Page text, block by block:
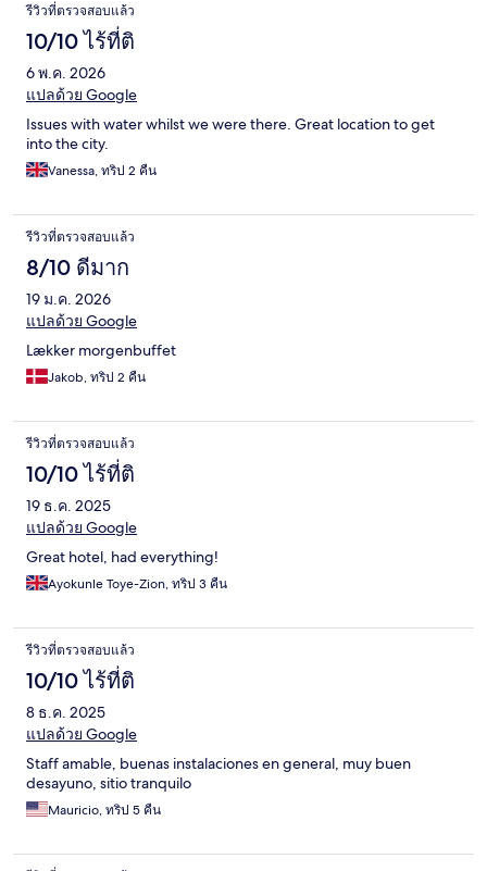
รีวิวที่ตรวจสอบแล้ว
10/10 ไร้ที่ติ
6 พ.ค. 2026
แปลด้วย Google
Issues with water whilst we were there. Great location to get
into the city.
Vanessa, ทริป 2 คืน
รีวิวที่ตรวจสอบแล้ว
8/10 ดีมาก
19 ม.ค. 2026
แปลด้วย Google
Lækker morgenbuffet
Jakob, ทริป 2 คืน
รีวิวที่ตรวจสอบแล้ว
10/10 ไร้ที่ติ
19 ธ.ค. 2025
แปลด้วย Google
Great hotel, had everything!
Ayokunle Toye-Zion, ทริป 3 คืน
รีวิวที่ตรวจสอบแล้ว
10/10 ไร้ที่ติ
8 ธ.ค. 2025
แปลด้วย Google
Staff amable, buenas instalaciones en general, muy buen
desayuno, sitio tranquilo
Mauricio, ทริป 5 คืน